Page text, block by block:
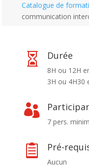
Catalogue de
communication
 Durée
8H ou 12H
3H ou 4H30

7 pers.
 Pré-
Aucun